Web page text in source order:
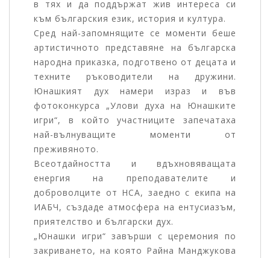
в тях и да поддържат жив интереса си
към българския език, история и култура.
Сред най-запомнящите се моменти беше
артистичното представяне на българска
народна приказка, подготвено от децата и
техните ръководители на дружини.
Юнашкият дух намери израз и във
фотоконкурса „Улови духа на Юнашките
игри“, в който участниците запечатаха
най-вълнуващите моменти от
преживяното.
Всеотдайността и вдъхновяващата
енергия на преподавателите и
доброволците от НСА, заедно с екипа на
ИАБЧ, създаде атмосфера на ентусиазъм,
приятелство и български дух.
„Юнашки игри“ завърши с церемония по
закриването, на която Райна Манджукова